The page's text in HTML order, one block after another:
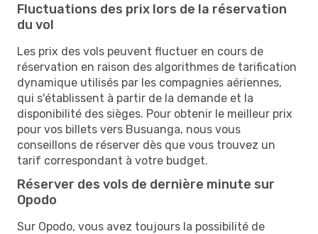
Fluctuations des prix lors de la réservation
du vol
Les prix des vols peuvent fluctuer en cours de
réservation en raison des algorithmes de tarification
dynamique utilisés par les compagnies aériennes,
qui s'établissent à partir de la demande et la
disponibilité des sièges. Pour obtenir le meilleur prix
pour vos billets vers Busuanga, nous vous
conseillons de réserver dès que vous trouvez un
tarif correspondant à votre budget.
Réserver des vols de dernière minute sur
Opodo
Sur Opodo, vous avez toujours la possibilité de